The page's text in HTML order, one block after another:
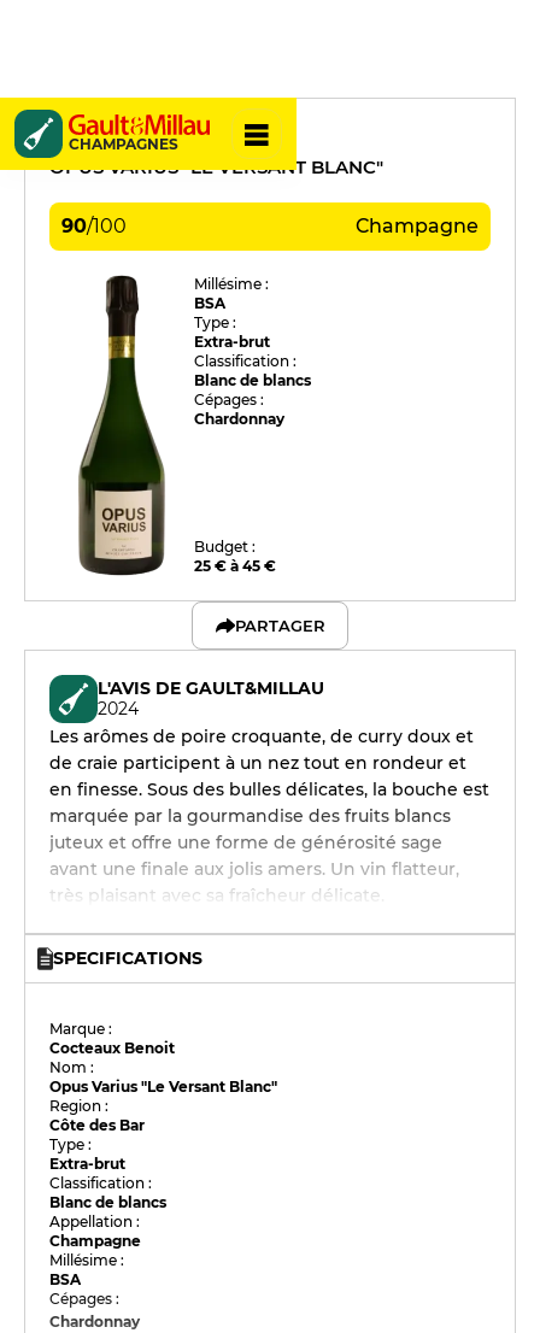
CHAMPAGNES
Cocteaux Benoit
OPUS VARIUS "LE VERSANT BLANC"
90/100 Champagne
Millésime :
BSA
Type :
Extra-brut
Classification :
Blanc de blancs
Cépages :
Chardonnay
Budget :
25 € à 45 €
PARTAGER
L'AVIS DE GAULT&MILLAU
2024
Les arômes de poire croquante, de curry doux et
de craie participent à un nez tout en rondeur et
en finesse. Sous des bulles délicates, la bouche est
marquée par la gourmandise des fruits blancs
juteux et offre une forme de générosité sage
avant une finale aux jolis amers. Un vin flatteur,
très plaisant avec sa fraîcheur délicate.
SPECIFICATIONS
Marque :
Cocteaux Benoit
Nom :
Opus Varius "Le Versant Blanc"
Region :
Côte des Bar
Type :
Extra-brut
Classification :
Blanc de blancs
Appellation :
Champagne
Millésime :
BSA
Cépages :
Chardonnay